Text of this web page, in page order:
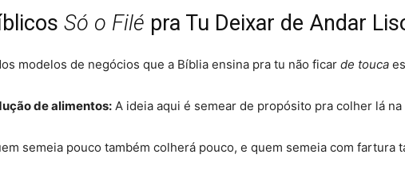
Só o Filé pra Tu Deixar de Andar
modelos de negócios que a Bíblia ensina pra tu não ficar de touca
de alimentos: A ideia aqui é semear de propósito pra colher lá
semeia pouco também colherá pouco, e quem semeia com fartura